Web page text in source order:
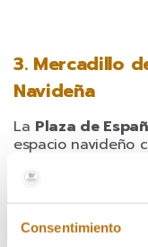
Consentimiento
3. Mercadillo
Navideña
La Plaza de
espacio navideño
artesanía,
hielo. Este año,
bola de luz que
Puedes consultar
aquí.